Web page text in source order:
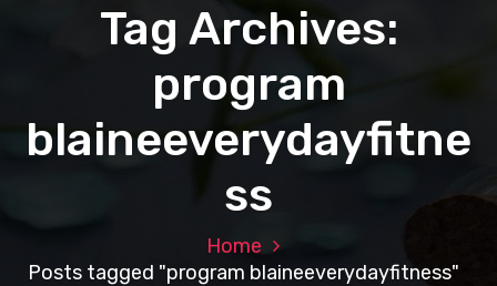
Tag Archives:
program
blaineeverydayfitne
ss
Home
Posts tagged "program blaineeverydayfitness"